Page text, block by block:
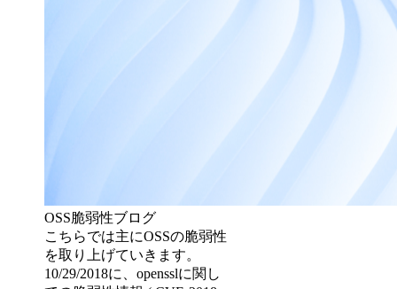
OSS脆弱性ブログ
こちらでは主にOSSの脆弱性
を取り上げていきます。
10/29/2018に、opensslに関し